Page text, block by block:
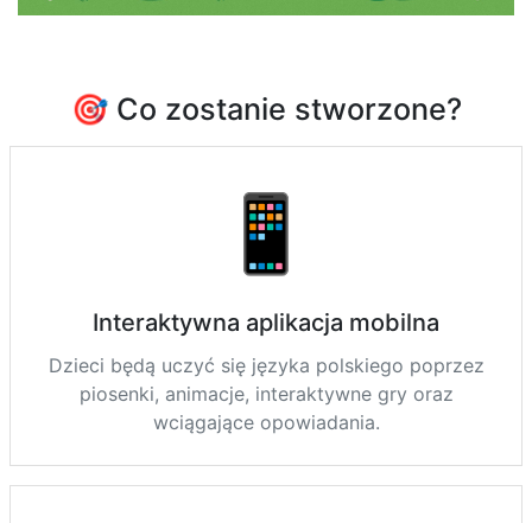
🎯 Co zostanie stworzone?
📱
Interaktywna aplikacja mobilna
Dzieci będą uczyć się języka polskiego poprzez
piosenki, animacje, interaktywne gry oraz
wciągające opowiadania.